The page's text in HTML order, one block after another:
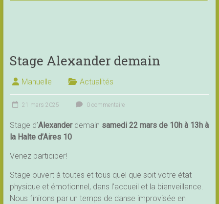
Stage Alexander demain
Manuelle Actualités
21 mars 2025 0 commentaire
Stage d’Alexanderdemain samedi 22 mars de 10h à 13h à
la Halte d’Aires 10
Venez participer!
Stage ouvert à toutes et tous quel que soit votre état
physique et émotionnel, dans l’accueil et la bienveillance.
Nous finirons par un temps de danse improvisée en